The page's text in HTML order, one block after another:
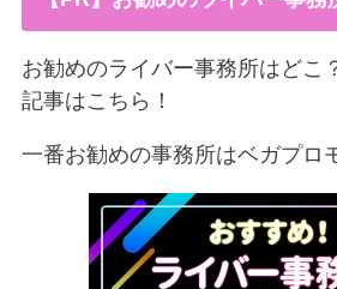
お勧めのライバー事務所はどこ
記事はこちら！
一番お勧めの事務所はベガプロ